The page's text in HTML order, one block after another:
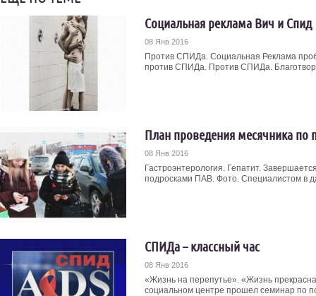
Социальная реклама Вич и Спид
08 Янв 2016
Против СПИДа. Социальная Реклама
против СПИДа. Против СПИДа.
План проведения месячника по
08 Янв 2016
Гастроэнтерология. Гепатит.
подросками ПАВ. Фото. Специалистом в
СПИДа – классный час
08 Янв 2016
«Жизнь на перепутье». «Жизнь
социальном центре прошел семинар по